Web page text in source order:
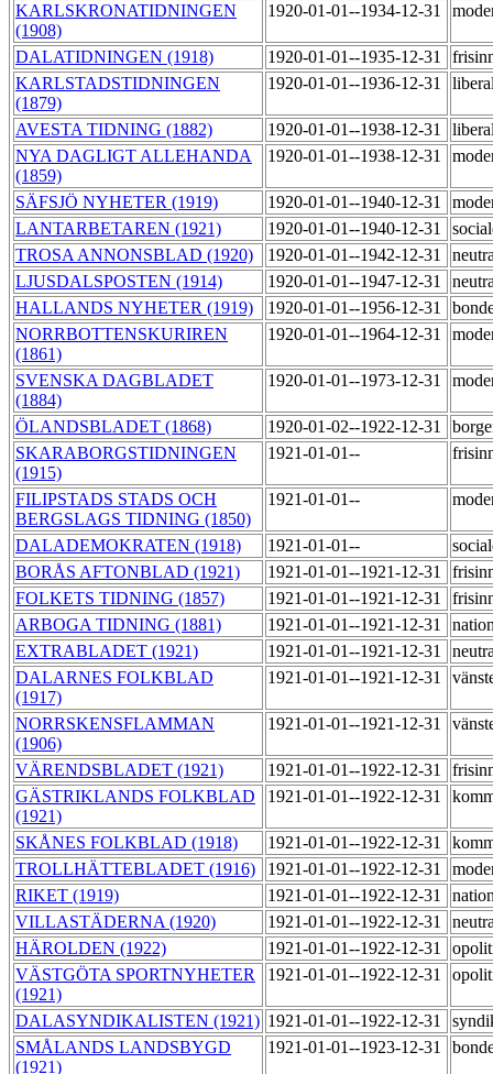
KARLSKRONATIDNINGEN
(1908)
1920-01-01--1934-12-31
DALATIDNINGEN (1918) 1920-01-01--1935-12-31
KARLSTADSTIDNINGEN
(1879)
1920-01-01--1936-12-31
AVESTA TIDNING (1882) 1920-01-01--1938-12-31
NYA DAGLIGT ALLEHANDA
(1859)
1920-01-01--1938-12-31
SÄFSJÖ NYHETER (1919) 1920-01-01--1940-12-31
LANTARBETAREN (1921)
1920-01-01--1940-12-31
TROSA ANNONSBLAD (1920)
1920-01-01--1942-12-31
LJUSDALSPOSTEN (1914)
1920-01-01--1947-12-31
HALLANDS NYHETER (1919)
1920-01-01--1956-12-31
NORRBOTTENSKURIREN
(1861)
1920-01-01--1964-12-31
SVENSKA DAGBLADET
(1884)
1920-01-01--1973-12-31
ÖLANDSBLADET (1868) 1920-01-02--1922-12-31
SKARABORGSTIDNINGEN
(1915)
1921-01-01--
FILIPSTADS STADS OCH
BERGSLAGS TIDNING (1850)
1921-01-01--
DALADEMOKRATEN (1918) 1921-01-01--
BORÅS AFTONBLAD (1921)
1921-01-01--1921-12-31
FOLKETS TIDNING (1857)
1921-01-01--1921-12-31
ARBOGA TIDNING (1881)
1921-01-01--1921-12-31
EXTRABLADET (1921)
1921-01-01--1921-12-31
DALARNES FOLKBLAD
(1917)
1921-01-01--1921-12-31
NORRSKENSFLAMMAN
(1906)
1921-01-01--1921-12-31
VÄRENDSBLADET (1921) 1921-01-01--1922-12-31
GÄSTRIKLANDS FOLKBLAD
(1921)
1921-01-01--1922-12-31
SKÅNES FOLKBLAD (1918) 1921-01-01--1922-12-31
TROLLHÄTTEBLADET (1916)
1921-01-01--1922-12-31
RIKET (1919)
1921-01-01--1922-12-31
VILLASTÄDERNA (1920)
1921-01-01--1922-12-31
HÄROLDEN (1922)
1921-01-01--1922-12-31
VÄSTGÖTA SPORTNYHETER
(1921)
1921-01-01--1922-12-31
DALASYNDIKALISTEN (1921) 1921-01-01--1922-12-31
SMÅLANDS LANDSBYGD
(1921)
1921-01-01--1923-12-31